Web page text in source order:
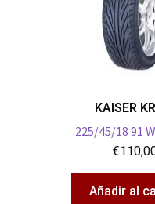
KAISER
225/45/18 91
€
Añadir al